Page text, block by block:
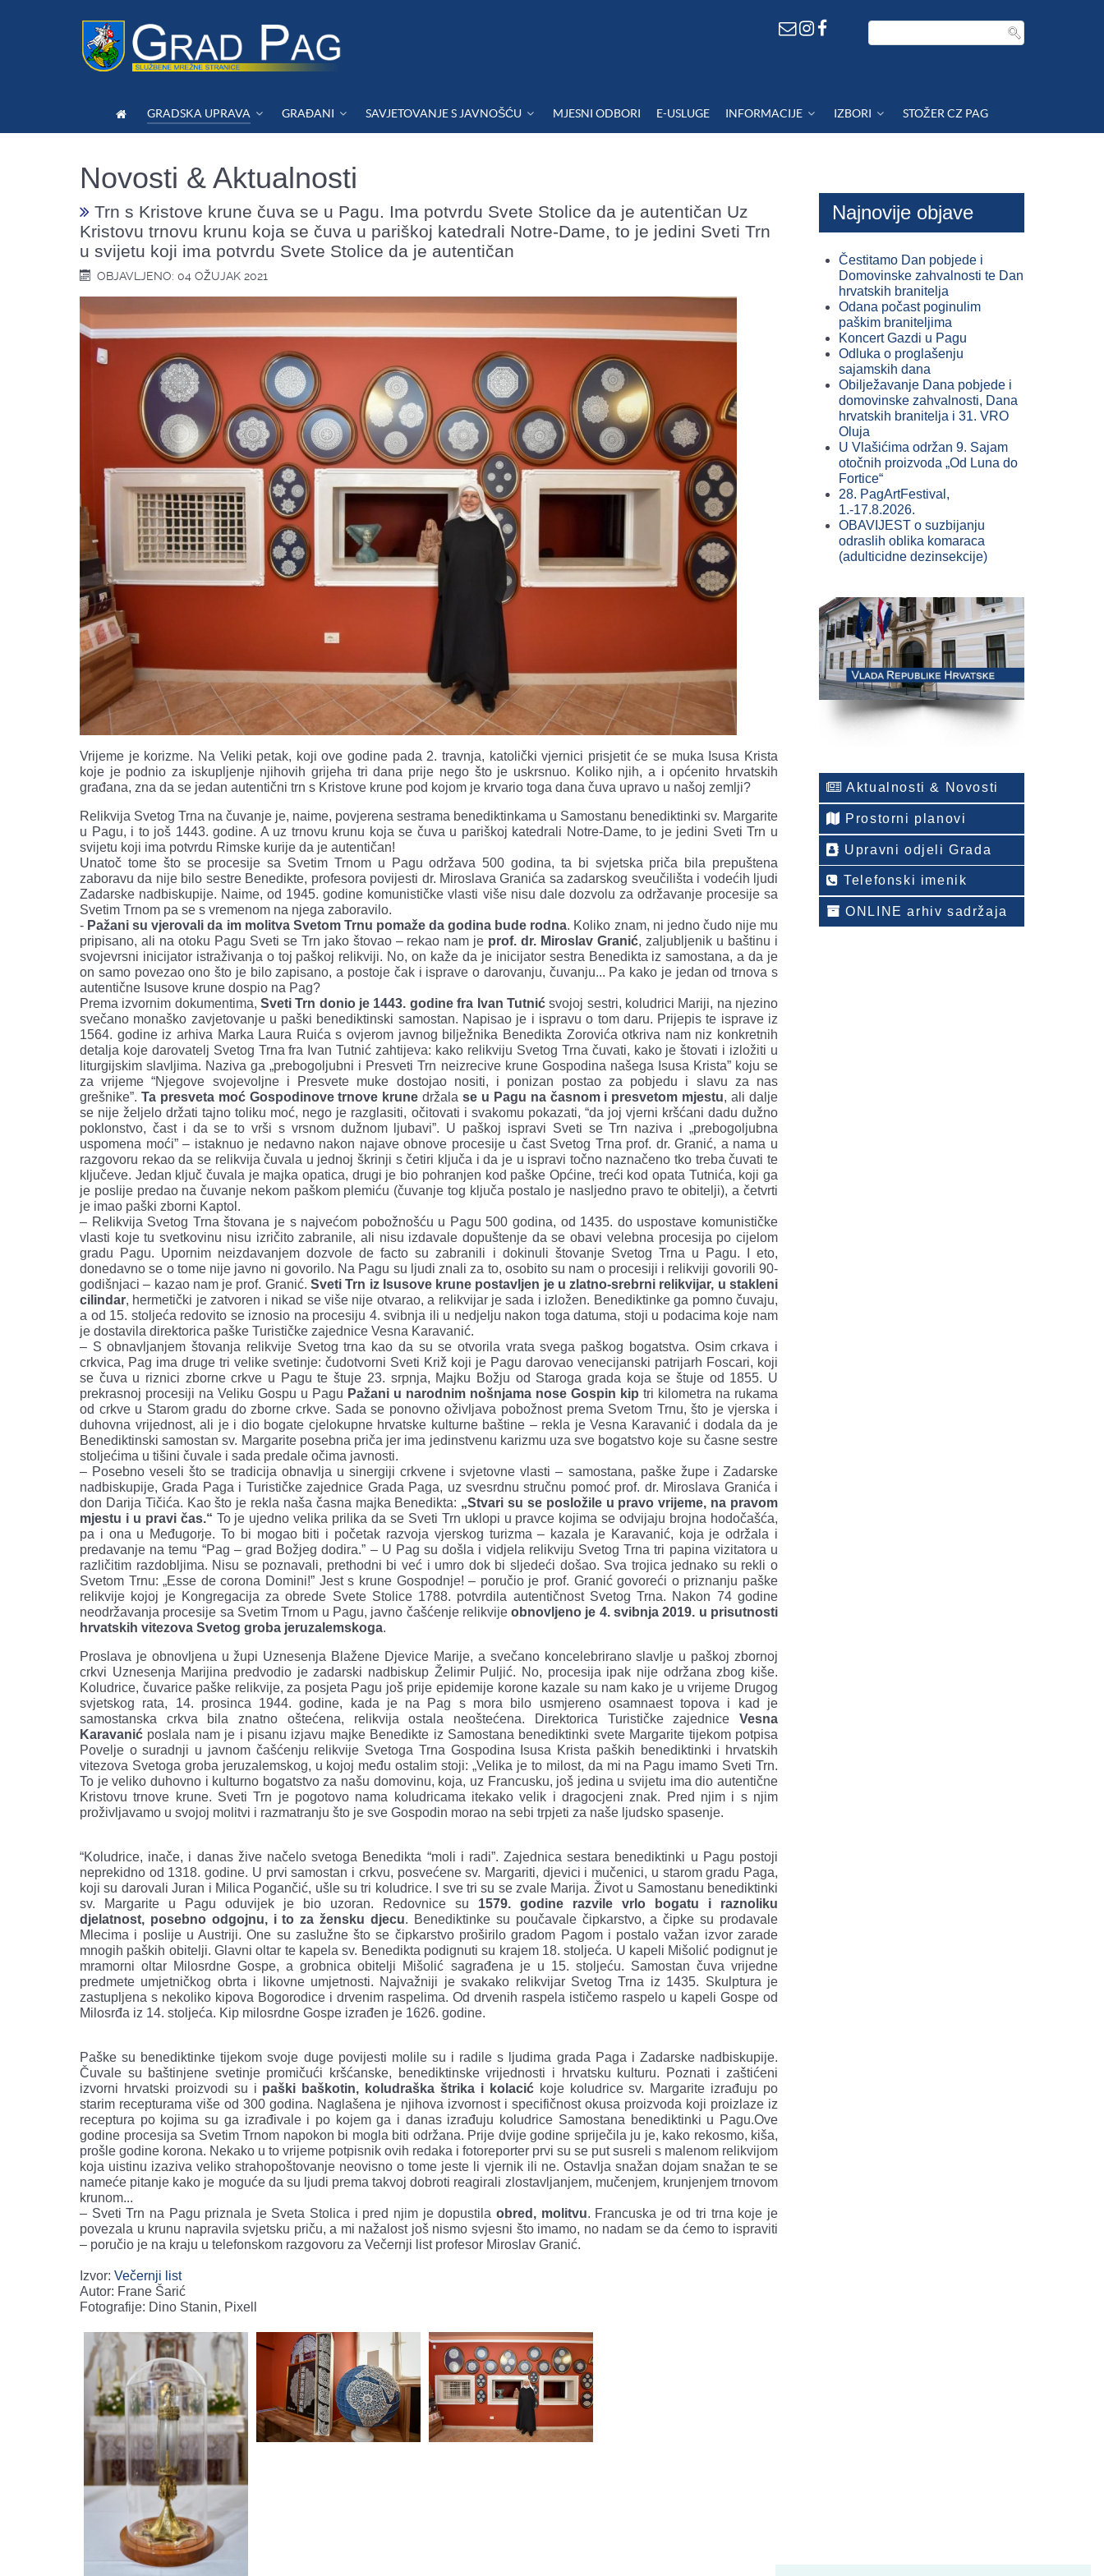
GRADSKA UPRAVA GRAĐANI SAVJETOVANJE S JAVNOŠĆU MJESNI ODBORI E-USLUGE INFORMACIJE IZBORI STOŽER CZ PAG
Novosti & Aktualnosti
Trn s Kristove krune čuva se u Pagu. Ima potvrdu Svete Stolice da je autentičan Uz
Kristovu trnovu krunu koja se čuva u pariškoj katedrali Notre-Dame, to je jedini Sveti Trn
u svijetu koji ima potvrdu Svete Stolice da je autentičan
OBJAVLJENO: 04 OŽUJAK 2021
Vrijeme je korizme. Na Veliki petak, koji ove godine pada 2. travnja, katolički vjernici prisjetit će se muka Isusa Krista
koje je podnio za iskupljenje njihovih grijeha tri dana prije nego što je uskrsnuo. Koliko njih, a i općenito hrvatskih
građana, zna da se jedan autentični trn s Kristove krune pod kojom je krvario toga dana čuva upravo u našoj zemlji?
Relikvija Svetog Trna na čuvanje je, naime, povjerena sestrama benediktinkama u Samostanu benediktinki sv. Margarite
u Pagu, i to još 1443. godine. A uz trnovu krunu koja se čuva u pariškoj katedrali Notre-Dame, to je jedini Sveti Trn u
svijetu koji ima potvrdu Rimske kurije da je autentičan!
Unatoč tome što se procesije sa Svetim Trnom u Pagu održava 500 godina, ta bi svjetska priča bila prepuštena
zaboravu da nije bilo sestre Benedikte, profesora povijesti dr. Miroslava Granića sa zadarskog sveučilišta i vodećih ljudi
Zadarske nadbiskupije. Naime, od 1945. godine komunističke vlasti više nisu dale dozvolu za održavanje procesije sa
Svetim Trnom pa se s vremenom na njega zaboravilo.
- Pažani su vjerovali da im molitva Svetom Trnu pomaže da godina bude rodna. Koliko znam, ni jedno čudo nije mu
pripisano, ali na otoku Pagu Sveti se Trn jako štovao – rekao nam je prof. dr. Miroslav Granić, zaljubljenik u baštinu i
svojevrsni inicijator istraživanja o toj paškoj relikviji. No, on kaže da je inicijator sestra Benedikta iz samostana, a da je
on samo povezao ono što je bilo zapisano, a postoje čak i isprave o darovanju, čuvanju... Pa kako je jedan od trnova s
autentične Isusove krune dospio na Pag?
Prema izvornim dokumentima,Sveti Trn donio je 1443. godine fra Ivan Tutnićsvojoj sestri, koludrici Mariji, na njezino
svečano monaško zavjetovanje u paški benediktinski samostan. Napisao je i ispravu o tom daru. Prijepis te isprave iz
1564. godine iz arhiva Marka Laura Ruića s ovjerom javnog bilježnika Benedikta Zorovića otkriva nam niz konkretnih
detalja koje darovatelj Svetog Trna fra Ivan Tutnić zahtijeva: kako relikviju Svetog Trna čuvati, kako je štovati i izložiti u
liturgijskim slavljima. Naziva ga „prebogoljubni i Presveti Trn neizrecive krune Gospodina našega Isusa Krista” koju se
za vrijeme “Njegove svojevoljne i Presvete muke dostojao nositi, i ponizan postao za pobjedu i slavu za nas
grešnike”. Ta presveta moć Gospodinove trnove krune držalase u Pagu na časnom i presvetom mjestu, ali dalje
se nije željelo držati tajno toliku moć, nego je razglasiti, očitovati i svakomu pokazati, “da joj vjerni kršćani dadu dužno
poklonstvo, čast i da se to vrši s vrsnom dužnom ljubavi”. U paškoj ispravi Sveti se Trn naziva i „prebogoljubna
uspomena moći” – istaknuo je nedavno nakon najave obnove procesije u čast Svetog Trna prof. dr. Granić, a nama u
razgovoru rekao da se relikvija čuvala u jednoj škrinji s četiri ključa i da je u ispravi točno naznačeno tko treba čuvati te
ključeve. Jedan ključ čuvala je majka opatica, drugi je bio pohranjen kod paške Općine, treći kod opata Tutnića, koji ga
je poslije predao na čuvanje nekom paškom plemiću (čuvanje tog ključa postalo je nasljedno pravo te obitelji), a četvrti
je imao paški zborni Kaptol.
– Relikvija Svetog Trna štovana je s najvećom pobožnošću u Pagu 500 godina, od 1435. do uspostave komunističke
vlasti koje tu svetkovinu nisu izričito zabranile, ali nisu izdavale dopuštenje da se obavi velebna procesija po cijelom
gradu Pagu. Upornim neizdavanjem dozvole de facto su zabranili i dokinuli štovanje Svetog Trna u Pagu. I eto,
donedavno se o tome nije javno ni govorilo. Na Pagu su ljudi znali za to, osobito su nam o procesiji i relikviji govorili 90-
godišnjaci – kazao nam je prof. Granić. Sveti Trn iz Isusove krune postavljen je u zlatno-srebrni relikvijar, u stakleni
cilindar, hermetički je zatvoren i nikad se više nije otvarao, a relikvijar je sada i izložen. Benediktinke ga pomno čuvaju,
a od 15. stoljeća redovito se iznosio na procesiju 4. svibnja ili u nedjelju nakon toga datuma, stoji u podacima koje nam
je dostavila direktorica paške Turističke zajednice Vesna Karavanić.
– S obnavljanjem štovanja relikvije Svetog trna kao da su se otvorila vrata svega paškog bogatstva. Osim crkava i
crkvica, Pag ima druge tri velike svetinje: čudotvorni Sveti Križ koji je Pagu darovao venecijanski patrijarh Foscari, koji
se čuva u riznici zborne crkve u Pagu te štuje 23. srpnja, Majku Božju od Staroga grada koja se štuje od 1855. U
prekrasnoj procesiji na Veliku Gospu u Pagu Pažani u narodnim nošnjama nose Gospin kip tri kilometra na rukama
od crkve u Starom gradu do zborne crkve. Sada se ponovno oživljava pobožnost prema Svetom Trnu, što je vjerska i
duhovna vrijednost, ali je i dio bogate cjelokupne hrvatske kulturne baštine – rekla je Vesna Karavanić i dodala da je
Benediktinski samostan sv. Margarite posebna priča jer ima jedinstvenu karizmu uza sve bogatstvo koje su časne sestre
stoljećima u tišini čuvale i sada predale očima javnosti.
– Posebno veseli što se tradicija obnavlja u sinergiji crkvene i svjetovne vlasti – samostana, paške župe i Zadarske
nadbiskupije, Grada Paga i Turističke zajednice Grada Paga, uz svesrdnu stručnu pomoć prof. dr. Miroslava Granića i
don Darija Tičića. Kao što je rekla naša časna majka Benedikta: „Stvari su se posložile u pravo vrijeme, na pravom
mjestu i u pravi čas.“ To je ujedno velika prilika da se Sveti Trn uklopi u pravce kojima se odvijaju brojna hodočašća,
pa i ona u Međugorje. To bi mogao biti i početak razvoja vjerskog turizma – kazala je Karavanić, koja je održala i
predavanje na temu “Pag – grad Božjeg dodira.” – U Pag su došla i vidjela relikviju Svetog Trna tri papina vizitatora u
različitim razdobljima. Nisu se poznavali, prethodni bi već i umro dok bi sljedeći došao. Sva trojica jednako su rekli o
Svetom Trnu: „Esse de corona Domini!” Jest s krune Gospodnje! – poručio je prof. Granić govoreći o priznanju paške
relikvije kojoj je Kongregacija za obrede Svete Stolice 1788. potvrdila autentičnost Svetog Trna. Nakon 74 godine
neodržavanja procesije sa Svetim Trnom u Pagu, javno čašćenje relikvijeobnovljeno je 4. svibnja 2019. u prisutnosti
hrvatskih vitezova Svetog groba jeruzalemskoga.
Proslava je obnovljena u župi Uznesenja Blažene Djevice Marije, a svečano koncelebrirano slavlje u paškoj zbornoj
crkvi Uznesenja Marijina predvodio je zadarski nadbiskup Želimir Puljić. No, procesija ipak nije održana zbog kiše.
Koludrice, čuvarice paške relikvije, za posjeta Pagu još prije epidemije korone kazale su nam kako je u vrijeme Drugog
svjetskog rata, 14. prosinca 1944. godine, kada je na Pag s mora bilo usmjereno osamnaest topova i kad je
samostanska crkva bila znatno oštećena, relikvija ostala neoštećena. Direktorica Turističke zajednice Vesna
Karavanić poslala nam je i pisanu izjavu majke Benedikte iz Samostana benediktinki svete Margarite tijekom potpisa
Povelje o suradnji u javnom čašćenju relikvije Svetoga Trna Gospodina Isusa Krista paških benediktinki i hrvatskih
vitezova Svetoga groba jeruzalemskog, u kojoj među ostalim stoji: „Velika je to milost, da mi na Pagu imamo Sveti Trn.
To je veliko duhovno i kulturno bogatstvo za našu domovinu, koja, uz Francusku, još jedina u svijetu ima dio autentične
Kristovu trnove krune. Sveti Trn je pogotovo nama koludricama itekako velik i dragocjeni znak. Pred njim i s njim
proživljavamo u svojoj molitvi i razmatranju što je sve Gospodin morao na sebi trpjeti za naše ljudsko spasenje.
“Koludrice, inače, i danas žive načelo svetoga Benedikta “moli i radi”. Zajednica sestara benediktinki u Pagu postoji
neprekidno od 1318. godine. U prvi samostan i crkvu, posvećene sv. Margariti, djevici i mučenici, u starom gradu Paga,
koji su darovali Juran i Milica Pogančić, ušle su tri koludrice. I sve tri su se zvale Marija. Život u Samostanu benediktinki
sv. Margarite u Pagu oduvijek je bio uzoran. Redovnice su 1579. godine razvile vrlo bogatu i raznoliku
djelatnost, posebno odgojnu, i to za žensku djecu. Benediktinke su poučavale čipkarstvo, a čipke su prodavale
Mlecima i poslije u Austriji. One su zaslužne što se čipkarstvo proširilo gradom Pagom i postalo važan izvor zarade
mnogih paških obitelji. Glavni oltar te kapela sv. Benedikta podignuti su krajem 18. stoljeća. U kapeli Mišolić podignut je
mramorni oltar Milosrdne Gospe, a grobnica obitelji Mišolić sagrađena je u 15. stoljeću. Samostan čuva vrijedne
predmete umjetničkog obrta i likovne umjetnosti. Najvažniji je svakako relikvijar Svetog Trna iz 1435. Skulptura je
zastupljena s nekoliko kipova Bogorodice i drvenim raspelima. Od drvenih raspela ističemo raspelo u kapeli Gospe od
Milosrđa iz 14. stoljeća. Kip milosrdne Gospe izrađen je 1626. godine.
Paške su benediktinke tijekom svoje duge povijesti molile su i radile s ljudima grada Paga i Zadarske nadbiskupije.
Čuvale su baštinjene svetinje promičući kršćanske, benediktinske vrijednosti i hrvatsku kulturu. Poznati i zaštićeni
izvorni hrvatski proizvodi su i paški baškotin, koludraška štrika i kolacićkoje koludrice sv. Margarite izrađuju po
starim recepturama više od 300 godina. Naglašena je njihova izvornost i specifičnost okusa proizvoda koji proizlaze iz
receptura po kojima su ga izrađivale i po kojem ga i danas izrađuju koludrice Samostana benediktinki u Pagu.Ove
godine procesija sa Svetim Trnom napokon bi mogla biti održana. Prije dvije godine spriječila ju je, kako rekosmo, kiša,
prošle godine korona. Nekako u to vrijeme potpisnik ovih redaka i fotoreporter prvi su se put susreli s malenom relikvijom
koja uistinu izaziva veliko strahopoštovanje neovisno o tome jeste li vjernik ili ne. Ostavlja snažan dojam snažan te se
nameće pitanje kako je moguće da su ljudi prema takvoj dobroti reagirali zlostavljanjem, mučenjem, krunjenjem trnovom
krunom...
– Sveti Trn na Pagu priznala je Sveta Stolica i pred njim je dopustila obred, molitvu. Francuska je od tri trna koje je
povezala u krunu napravila svjetsku priču, a mi nažalost još nismo svjesni što imamo, no nadam se da ćemo to ispraviti
– poručio je na kraju u telefonskom razgovoru za Večernji list profesor Miroslav Granić.
Izvor: Večernji list
Autor: Frane Šarić
Fotografije: Dino Stanin, Pixell
Najnovije objave
Čestitamo Dan pobjede i
Domovinske zahvalnosti te Dan
hrvatskih branitelja
Odana počast poginulim
paškim braniteljima
Koncert Gazdi u Pagu
Odluka o proglašenju
sajamskih dana
Obilježavanje Dana pobjede i
domovinske zahvalnosti, Dana
hrvatskih branitelja i 31. VRO
Oluja
U Vlašićima održan 9. Sajam
otočnih proizvoda „Od Luna do
Fortice“
28. PagArtFestival,
1.-17.8.2026.
OBAVIJEST o suzbijanju
odraslih oblika komaraca
(adulticidne dezinsekcije)
Aktualnosti & Novosti
Prostorni planovi
Upravni odjeli Grada
Telefonski imenik
ONLINE arhiv sadržaja